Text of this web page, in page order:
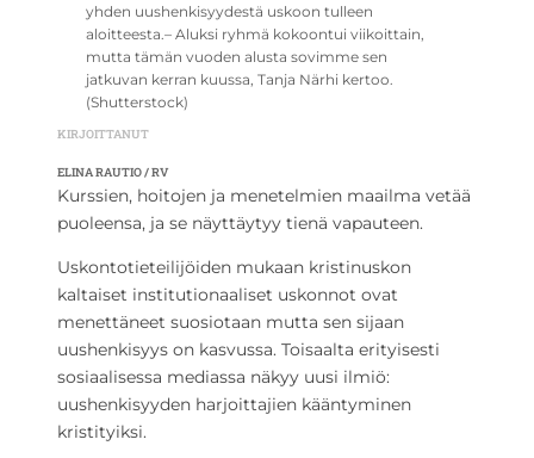
yhden uushenkisyydestä uskoon tulleen
aloitteesta.– Aluksi ryhmä kokoontui viikoittain,
mutta tämän vuoden alusta sovimme sen
jatkuvan kerran kuussa, Tanja Närhi kertoo.
(Shutterstock)
KIRJOITTANUT
ELINA RAUTIO / RV
Kurssien, hoitojen ja menetelmien maailma vetää
puoleensa, ja se näyttäytyy tienä vapauteen.
Uskontotieteilijöiden mukaan kristinuskon
kaltaiset institutionaaliset uskonnot ovat
menettäneet suosiotaan mutta sen sijaan
uushenkisyys on kasvussa. Toisaalta erityisesti
sosiaalisessa mediassa näkyy uusi ilmiö:
uushenkisyyden harjoittajien kääntyminen
kristityiksi.